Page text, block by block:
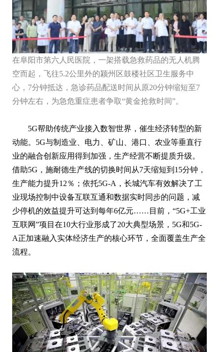
在阜阳市第六人民医院，一架搭载急救药品的无人机腾
空而起，飞往5.2公里外的颍州区鼓楼社区卫生服务中
心，7分钟抵达，急诊药品配送时间从原20分钟缩短至7
分钟左右，为急危重症患者争取“黄金抢救时间”。
5G帮助传统产业接入数智世界，催生经济转型的新
动能。5G与制造业、电力、矿山、港口、农业等垂直行
业的融合创新应用得到加强，生产经营不断提质升级。
借助5G，施耐德生产线的切换时间从7天缩短到15分钟，
生产能力提升12％；依托5G-A，长城汽车有效解决了工
业现场控制中设备互联互通和数据实时同步的问题，减
少停机的效益提升可达到每年6亿元……目前，“5G+工业
互联网”项目在10大行业形成了20大典型场景，5G和5G-
A正加速融入实体经济生产的核心环节，全面覆盖生产全
流程。